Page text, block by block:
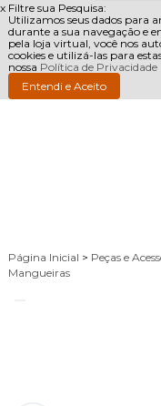
x Filtre sua Pesquisa:
Utilizamos seus dados para
durante a sua navegação e
pela loja virtual, você nos
cookies e utilizá-las para
nossa Política de Privacidade
Entendi e Aceito
Página Inicial > Peças e
Mangueiras